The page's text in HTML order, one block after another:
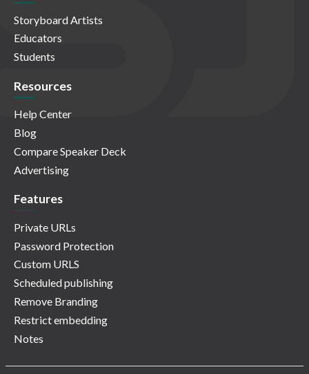
Storyboard Artists
Educators
Students
Resources
Help Center
Blog
Compare Speaker Deck
Advertising
Features
Private URLs
Password Protection
Custom URLS
Scheduled publishing
Remove Branding
Restrict embedding
Notes